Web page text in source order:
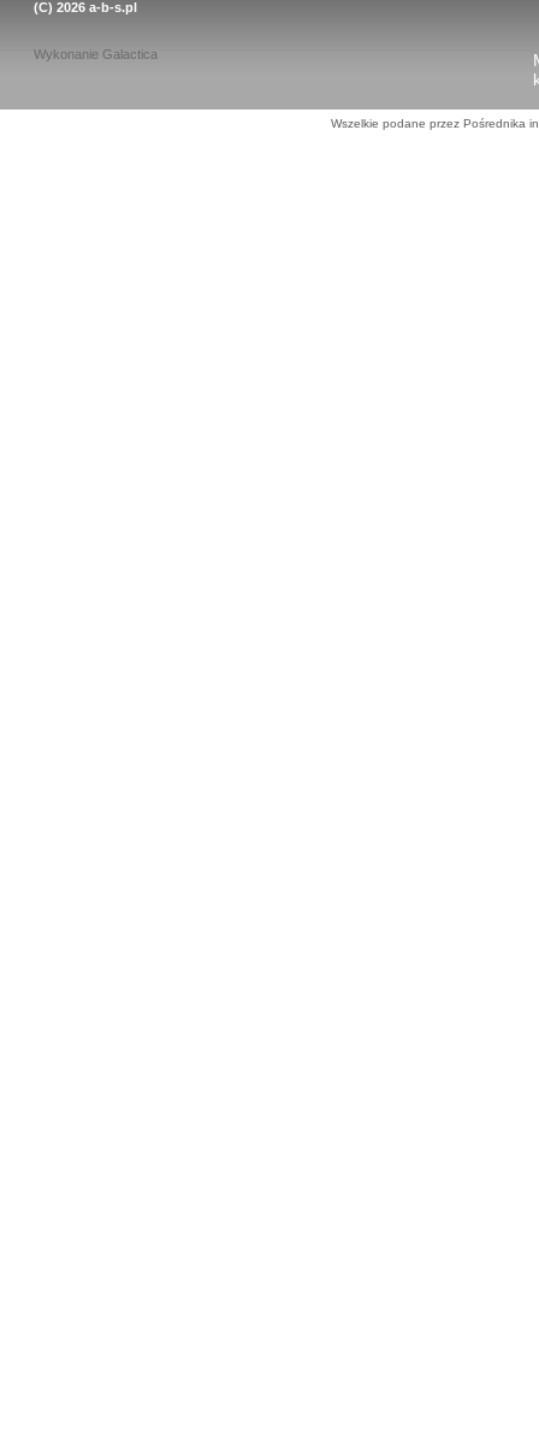
(C) 2026 a-b-s.pl
Wykonanie Galactica
Wszelkie podane przez Pośrednika